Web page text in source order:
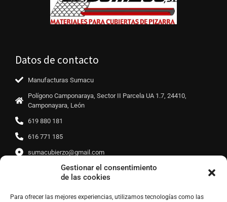
Gestionar el consentimiento
de las cookies
Para ofrecer las mejores experiencias, utilizamos tecnologías como las
Datos de contacto
Manufacturas Sumacu
Polígono Camponaraya, Sector II Parcela UA 1.7, 24410,
Camponayara, León
619 880 181
616 771 185
sumacubierzo@gmail.com
Enlaces de interés